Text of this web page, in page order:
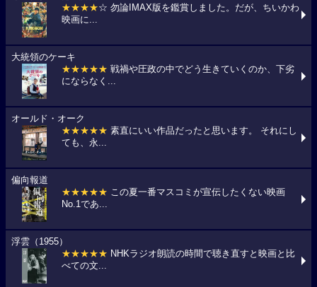
★★★★☆ 勿論IMAX版を鑑賞しました。だが、ちいかわ
映画に...
大統領のケーキ
★★★★★ 戦禍や圧政の中でどう生きていくのか、下劣
にならなく...
オールド・オーク
★★★★★ 素直にいい作品だったと思います。 それにし
ても、永...
偏向報道
★★★★★ この夏一番マスコミが宣伝したくない映画
No.1であ...
浮雲（1955）
★★★★★ NHKラジオ朗読の時間で聴き直すと映画と比
べての文...